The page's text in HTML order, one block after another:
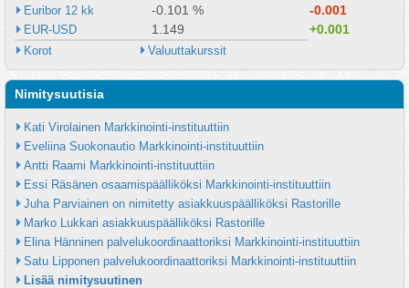
Euribor 12 kk -0.101 % -0.001
EUR-USD 1.149 +0.001
Korot Valuuttakurssit
Nimitysuutisia
Kati Virolainen Markkinointi-instituuttiin
Eveliina Suokonautio Markkinointi-instituuttiin
Antti Raami Markkinointi-instituuttiin
Essi Räsänen osaamispäälliköksi Markkinointi-instituuttiin
Juha Parviainen on nimitetty asiakkuuspäälliköksi Rastorille
Marko Lukkari asiakkuuspäälliköksi Rastorille
Elina Hänninen palvelukoordinaattoriksi Markkinointi-instituuttiin
Satu Lipponen palvelukoordinaattoriksi Markkinointi-instituuttiin
Lisää nimitysuutinen